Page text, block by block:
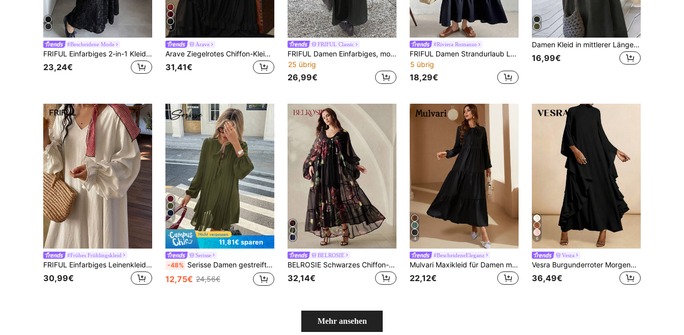
#Bescheidene Mode
FRIFUL Einfarbiges 2-in-1 Kleid mit strukturiertem Stoff, Bindegürtel, weitem Rocksaum, lässiges Sommerkleid
23,24€
4
Arave
Arave Ziegelrotes Chiffon-Kleid mit tiefem V-Ausschnitt, Rüschenkragen, Rüschenärmeln mit Glockenmanschetten und Rüschensaum, umkehrbarer Boho-Stil für Frauen
31,41€
FRIFUL Classic
FRIFUL Damen Einfarbiges, modisches, transparentes Maxikleid mit Langarm
25 übrig
26,99€
#Riviera Romanze
FRIFUL Damen Strandurlaub Leinen-Mischung locker geschnittenes Midi-Kleid, Herbstkleid Langarm Kleid
5 übrig
18,29€
Damen Kleid in mittlerer Länge mit Laternenärmeln und Gürtel, Rundhals, Schlitzdetail, lässig aus gewebtem Stoff, schwarz, elegant, Sommer
16,99€
#Frühes Frühlingskleid
FRIFUL Einfarbiges Leinenkleid mit V-Ausschnitt, langen Ärmeln mit Manschetten, geradem, lockerem Schnitt, lässig und vielseitig
30,99€
4
11,81€ sparen
Serisse
-48% Serisse Damen gestreiftes plissiertes Basis-Langkleid
12,75€ 24,56€
BELROSIE
BELROSIE Schwarzes Chiffon-Kleid mit Muster, locker und lässig, mit gestricktem Camisole-Futter
32,14€
4
#BescheideneEleganz
Mulvari Maxikleid für Damen mit Bindekragen, Laternenärmeln und Rüschensaum
22,12€
6
Vesra
Vesra Burgunderroter Morgenmantel mit Kragen, drapiertem Rüschenärmel und weiter Passform
36,49€
Mehr ansehen